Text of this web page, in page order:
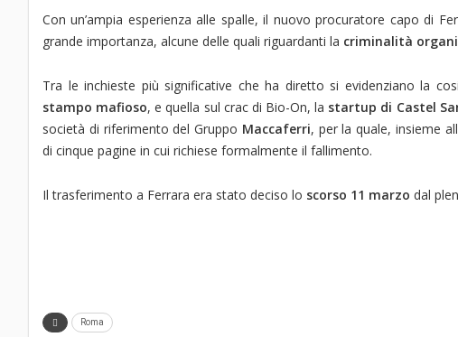
Con un’ampia esperienza alle spalle, il nuovo procuratore capo di
grande importanza, alcune delle quali riguardanti la criminalità
Tra le inchieste più significative che ha diretto si evidenziano la
stampo mafioso, e quella sul crac di Bio-On, la startup di Castel
società di riferimento del Gruppo Maccaferri, per la quale, insieme
di cinque pagine in cui richiese formalmente il fallimento.
Il trasferimento a Ferrara era stato deciso lo scorso 11 marzo dal
Roma